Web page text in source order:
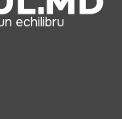
echilibru